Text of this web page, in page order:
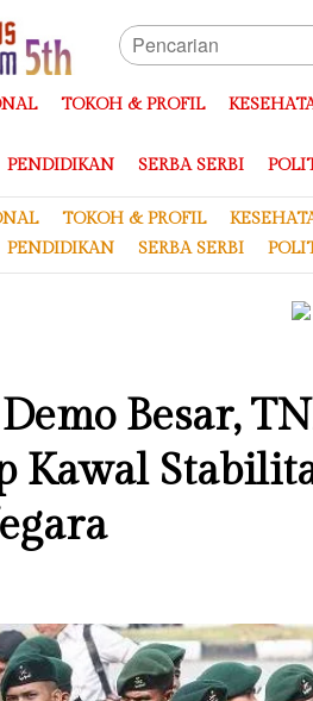
TOKOH & PROFIL
PENDIDIKAN SERBA SERBI
TOKOH & PROFIL
PENDIDIKAN SERBA SERBI
Besar,
Kawal